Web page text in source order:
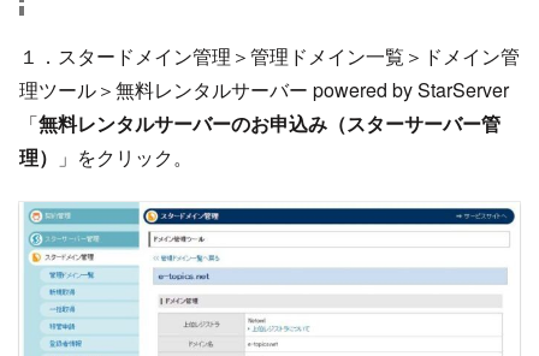
１．スタードメイン管理＞管理ドメイン一覧＞ドメイン管
理ツール＞無料レンタルサーバー powered by StarServer
「無料レンタルサーバーのお申込み（スターサーバー管
理）
」をクリック。